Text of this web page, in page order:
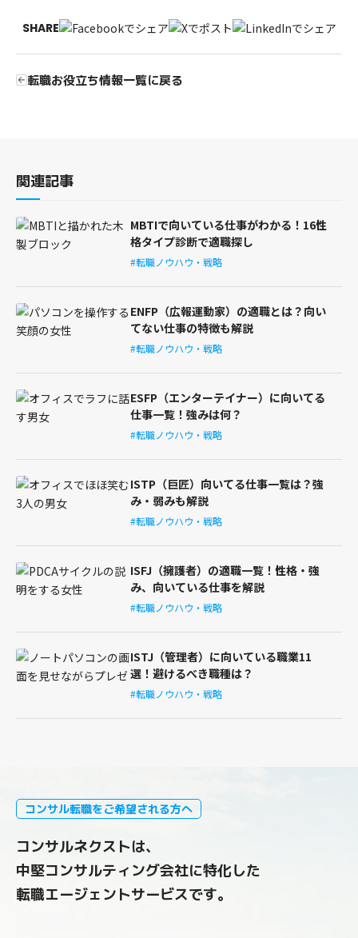
SHARE
転職お役立ち情報一覧に戻る
関連記事
MBTIで向いている仕事がわかる！16性
格タイプ診断で適職探し
#転職ノウハウ・戦略
ENFP（広報運動家）の適職とは？向い
てない仕事の特徴も解説
#転職ノウハウ・戦略
ESFP（エンターテイナー）に向いてる
仕事一覧！強みは何？
#転職ノウハウ・戦略
ISTP（巨匠）向いてる仕事一覧は？強
み・弱みも解説
#転職ノウハウ・戦略
ISFJ（擁護者）の適職一覧！性格・強
み、向いている仕事を解説
#転職ノウハウ・戦略
ISTJ（管理者）に向いている職業11
選！避けるべき職種は？
#転職ノウハウ・戦略
コンサル転職をご希望される方へ
コンサルネクストは、
中堅コンサルティング会社に特化した
転職エージェントサービスです。